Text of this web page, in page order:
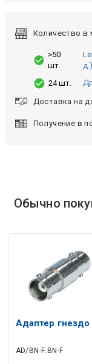
Количество в
>50
шт.
д.)
24 шт.
Доставка на
Получение в
Обычно
Адаптер гнездо
AD/BN-F:BN-F